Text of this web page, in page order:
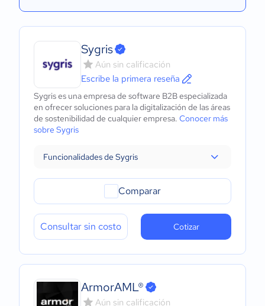
Sygris
Aún sin calificación
Escribe la primera reseña
Sygris es una empresa de software B2B especializada
en ofrecer soluciones para la digitalización de las áreas
de sostenibilidad de cualquier empresa. Conocer más
sobre Sygris
Funcionalidades de Sygris
Comparar
Consultar sin costo Cotizar
ArmorAML®
Aún sin calificación